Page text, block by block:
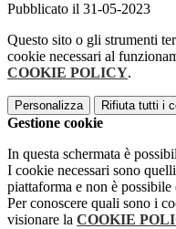
Pubblicato il 31-05-2023
Questo sito o gli strumenti
cookie necessari al
COOKIE POLICY.
Personalizza Rifiuta tutti i
Gestione cookie
In questa schermata è
I cookie necessari sono
piattaforma e non è
Per conoscere quali sono i
visionare la COOKIE